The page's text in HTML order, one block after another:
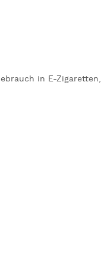
in E-Zigaretten,